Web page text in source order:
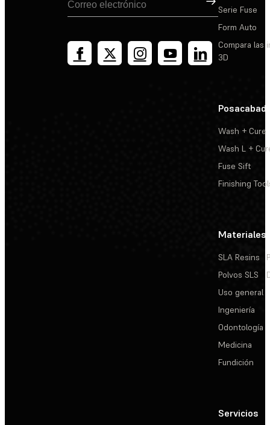
Serie Fuse
Form Auto
Compara las
3D
Wash + Cure
Wash L +
Fuse Sift
Finishing
Materiales
SLA Resins
Polvos SLS
Uso general
Ingeniería
Odontología
Medicina
Fundición
Servicios